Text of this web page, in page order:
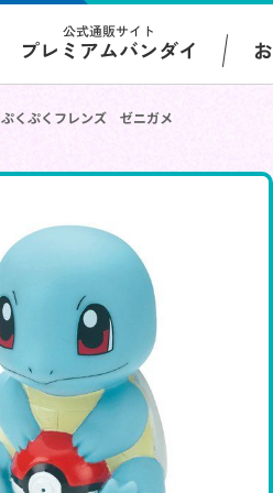
公式通販サイト
プレミアムバンダイ
ぷくぷくフレンズ ゼニガメ